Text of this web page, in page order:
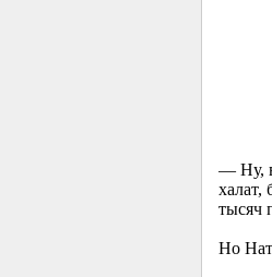
— Ну,
халат,
тысяч
Но